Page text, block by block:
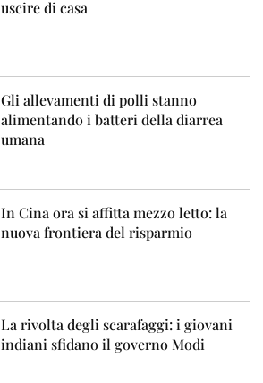
uscire di casa
Gli allevamenti di polli stanno
alimentando i batteri della diarrea
umana
In Cina ora si affitta mezzo letto: la
nuova frontiera del risparmio
La rivolta degli scarafaggi: i giovani
indiani sfidano il governo Modi